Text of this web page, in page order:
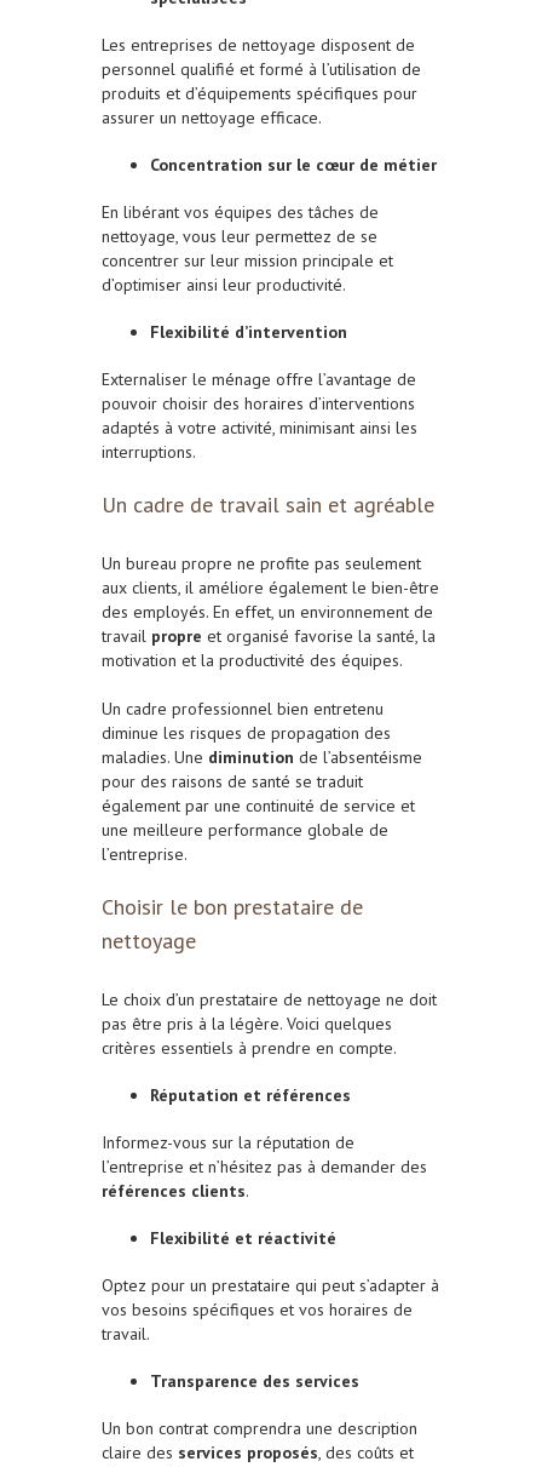
Les entreprises de nettoyage disposent de
personnel qualifié et formé à l’utilisation de
produits et d’équipements spécifiques pour
assurer un nettoyage efficace.
Concentration sur le cœur de métier
En libérant vos équipes des tâches de
nettoyage, vous leur permettez de se
concentrer sur leur mission principale et
d’optimiser ainsi leur productivité.
Flexibilité d’intervention
Externaliser le ménage offre l’avantage de
pouvoir choisir des horaires d’interventions
adaptés à votre activité, minimisant ainsi les
interruptions.
Un cadre de travail sain et agréable
Un bureau propre ne profite pas seulement
aux clients, il améliore également le bien-être
des employés. En effet, un environnement de
travail propre et organisé favorise la santé, la
motivation et la productivité des équipes.
Un cadre professionnel bien entretenu
diminue les risques de propagation des
maladies. Une diminution de l’absentéisme
pour des raisons de santé se traduit
également par une continuité de service et
une meilleure performance globale de
l’entreprise.
Choisir le bon prestataire de
nettoyage
Le choix d’un prestataire de nettoyage ne doit
pas être pris à la légère. Voici quelques
critères essentiels à prendre en compte.
Réputation et références
Informez-vous sur la réputation de
l’entreprise et n’hésitez pas à demander des
références clients.
Flexibilité et réactivité
Optez pour un prestataire qui peut s’adapter à
vos besoins spécifiques et vos horaires de
travail.
Transparence des services
Un bon contrat comprendra une description
claire des services proposés, des coûts et